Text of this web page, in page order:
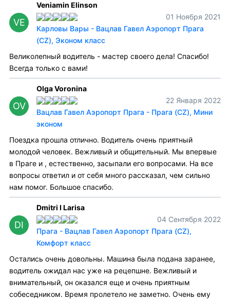
VE
Veniamin Elinson
01 Ноября 2021
Карловы Вары - Вацлав Гавел Аэропорт Прага
(CZ), Эконом класс
Великолепный водитель - мастер своего дела! Спасибо!
Всегда только с вами!
OV
Olga Voronina
22 Января 2022
Вацлав Гавел Аэропорт Прага - Прага (CZ), Мини
эконом
Поездка прошла отлично. Водитель очень приятный
молодой человек. Вежливый и общительный. Мы впервые
в Праге и , естественно, засыпали его вопросами. На все
вопросы ответил и от себя много рассказал, чем сильно
нам помог. Большое спасибо.
DI
Dmitri I Larisa
04 Сентября 2022
Прага - Вацлав Гавел Аэропорт Прага (CZ),
Комфорт класс
Остались очень довольны. Машина была подана заранее,
водитель ожидал нас уже на рецепшне. Вежливый и
внимательный, он оказался еще и очень приятным
собеседником. Время пролетело не заметно. Очень ему